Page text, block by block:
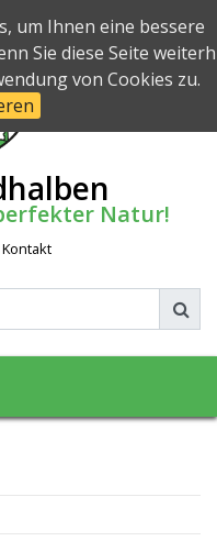
um Ihnen eine bessere
Sie diese Seite
von Cookies zu.
Natur!
Kontakt